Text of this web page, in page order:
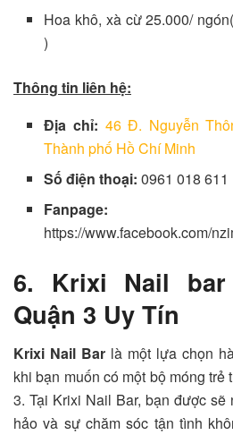
Hoa khô, xà cừ 25.000/
)
Thông tin liên hệ:
Địa chỉ: 46 Đ. Nguyễn
Thành phố Hồ Chí Minh
Số điện thoại:0961 018 611
Fanpage:
https://www.facebook.com/
6. Krixi Nail
Quận 3 Uy Tín
Krixi Nail Bar là một lựa chọn
khi bạn muốn có một bộ móng trẻ
3. Tại Krixi Nail Bar, bạn được
hảo và sự chăm sóc tận tình